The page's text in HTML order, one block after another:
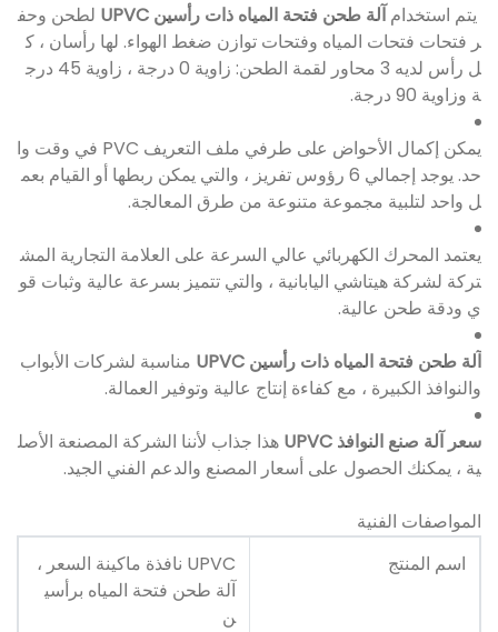
يتم استخدام آلة طحن فتحة المياه ذات رأسين UPVC
لطحن وحف
ر فتحات فتحات المياه وفتحات توازن ضغط الهواء. لها رأسان ، ك
ل رأس لديه 3 محاور لقمة الطحن: زاوية 0 درجة ، زاوية 45 درج
ة وزاوية 90 درجة.
يمكن إكمال الأحواض على طرفي ملف التعريف PVC في وقت وا
حد. يوجد إجمالي 6 رؤوس تفريز ، والتي يمكن ربطها أو القيام بعم
ل واحد لتلبية مجموعة متنوعة من طرق المعالجة.
يعتمد المحرك الكهربائي عالي السرعة على العلامة التجارية المش
تركة لشركة هيتاشي اليابانية ، والتي تتميز بسرعة عالية وثبات قو
ي ودقة طحن عالية.
آلة طحن فتحة المياه ذات رأسين UPVC
مناسبة لشركات الأبواب
والنوافذ الكبيرة ، مع كفاءة إنتاج عالية وتوفير العمالة.
سعر آلة صنع النوافذ UPVC
هذا جذاب لأننا الشركة المصنعة الأصل
ية ، يمكنك الحصول على أسعار المصنع والدعم الفني الجيد.
المواصفات الفنية
اسم المنتج
UPVC نافذة ماكينة السعر ،
آلة طحن فتحة المياه برأسي
ن